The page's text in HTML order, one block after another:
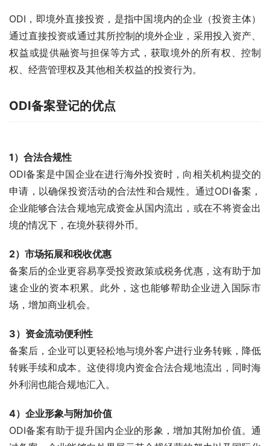
ODI，即境外直接投资，是指中国境内的企业（投资主体）
通过直接投资或通过其所控制的境外企业，采用投入资产、
权益或提供融资与担保等方式，获取境外的所有权、控制
权、经营管理权及其他相关权益的投资行为。
ODI备案登记的优点
1）合法合规性
ODI备案是中国企业在进行海外投资时，向相关机构提交的
申请，以确保投资活动的合法性和合规性。通过ODI备案，
企业能够合法合规地完成资金从国内流出，或在不将资金出
境的情况下，在境外获得外币。
2）市场拓展和税收优惠
备案后的企业更容易享受投资政策或税务优惠，这有助于加
速企业的资本积累。此外，这也能够帮助企业进入国际市
场，增加商业机会。
3）资金流动便利性
备案后，企业可以更轻松地与境外客户进行业务转账，降低
转账手续和成本。这使得境内资金合法合规地流出，同时海
外利润也能合规地汇入。
4）企业形象与附加价值
ODI备案有助于提升国内企业的形象，增加其附加价值。通